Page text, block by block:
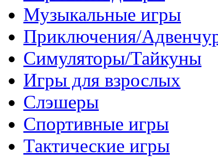
Музыкальные игры
Приключения/
Симуляторы/Тайкуны
Игры для взрослых
Слэшеры
Спортивные игры
Тактические игры